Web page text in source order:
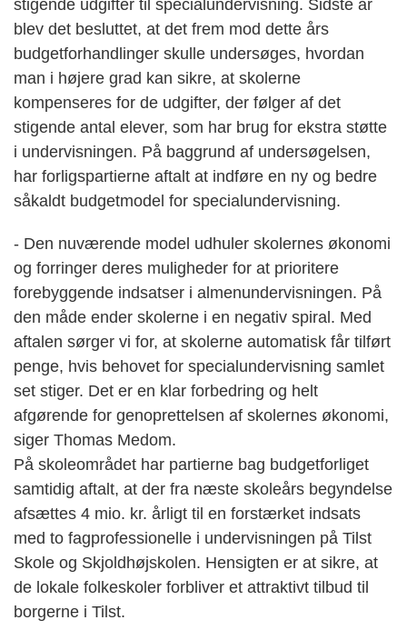
stigende udgifter til specialundervisning. Sidste år
blev det besluttet, at det frem mod dette års
budgetforhandlinger skulle undersøges, hvordan
man i højere grad kan sikre, at skolerne
kompenseres for de udgifter, der følger af det
stigende antal elever, som har brug for ekstra støtte
i undervisningen. På baggrund af undersøgelsen,
har forligspartierne aftalt at indføre en ny og bedre
såkaldt budgetmodel for specialundervisning.
- Den nuværende model udhuler skolernes økonomi
og forringer deres muligheder for at prioritere
forebyggende indsatser i almenundervisningen. På
den måde ender skolerne i en negativ spiral. Med
aftalen sørger vi for, at skolerne automatisk får tilført
penge, hvis behovet for specialundervisning samlet
set stiger. Det er en klar forbedring og helt
afgørende for genoprettelsen af skolernes økonomi,
siger Thomas Medom.
På skoleområdet har partierne bag budgetforliget
samtidig aftalt, at der fra næste skoleårs begyndelse
afsættes 4 mio. kr. årligt til en forstærket indsats
med to fagprofessionelle i undervisningen på Tilst
Skole og Skjoldhøjskolen. Hensigten er at sikre, at
de lokale folkeskoler forbliver et attraktivt tilbud til
borgerne i Tilst.